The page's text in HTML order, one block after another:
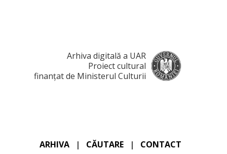
Arhiva digitală a UAR
Proiect cultural
finanțat de Ministerul Culturii
ARHIVA | CĂUTARE | CONTACT